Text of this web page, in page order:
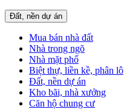
Đất, nền dự án
Mua bán nhà đất
Nhà trong ngõ
Nhà mặt phố
Biệt thự, liền kề, phân lô
Đất, nền dự án
Kho bãi, nhà xưởng
Căn hộ chung cư